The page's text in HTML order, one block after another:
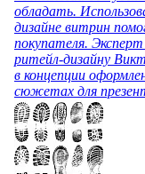
обладать.
дизайне витрин
покупателя. Эксперт
ритейл-дизайну
в концепции
сюжетах для